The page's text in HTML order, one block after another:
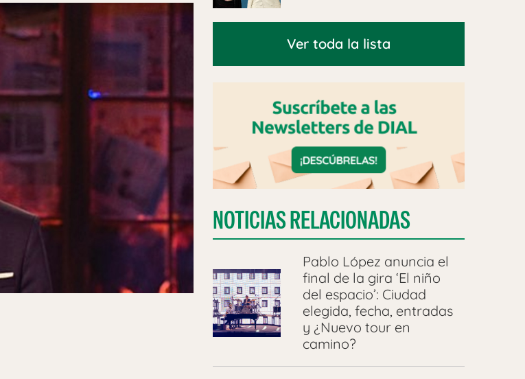
Ver toda la lista
NOTICIAS RELACIONADAS
Pablo López anuncia el
final de la gira ‘El niño
del espacio’: Ciudad
elegida, fecha, entradas
y ¿Nuevo tour en
camino?